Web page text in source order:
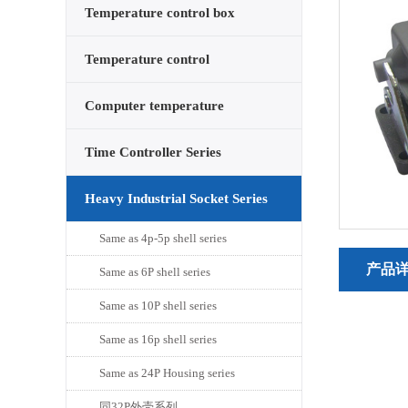
Temperature control box
series
Temperature control
card/watch core series
Computer temperature
control box series
Time Controller Series
Heavy Industrial Socket Series
Same as 4p-5p shell series
Same as 6P shell series
Same as 10P shell series
Same as 16p shell series
Same as 24P Housing series
产品